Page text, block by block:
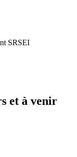
SRSEI
et à venir